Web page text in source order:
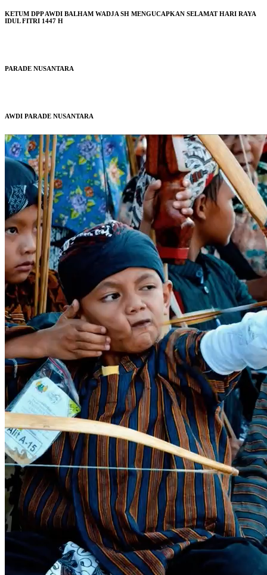
KETUM DPP AWDI BALHAM WADJA SH MENGUCAPKAN SELAMAT HARI RAYA
IDUL FITRI 1447 H
PARADE NUSANTARA
AWDI PARADE NUSANTARA